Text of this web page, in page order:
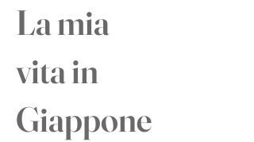
La mia
vita in
Giappone